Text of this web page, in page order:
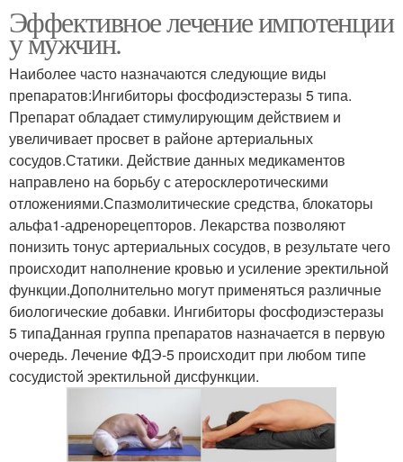
Эффективное лечение импотенции
у мужчин.
Наиболее часто назначаются следующие виды
препаратов:Ингибиторы фосфодиэстеразы 5 типа.
Препарат обладает стимулирующим действием и
увеличивает просвет в районе артериальных
сосудов.Статики. Действие данных медикаментов
направлено на борьбу с атеросклеротическими
отложениями.Спазмолитические средства, блокаторы
альфа1-адренорецепторов. Лекарства позволяют
понизить тонус артериальных сосудов, в результате чего
происходит наполнение кровью и усиление эректильной
функции.Дополнительно могут применяться различные
биологические добавки. Ингибиторы фосфодиэстеразы
5 типаДанная группа препаратов назначается в первую
очередь. Лечение ФДЭ-5 происходит при любом типе
сосудистой эректильной дисфункции.